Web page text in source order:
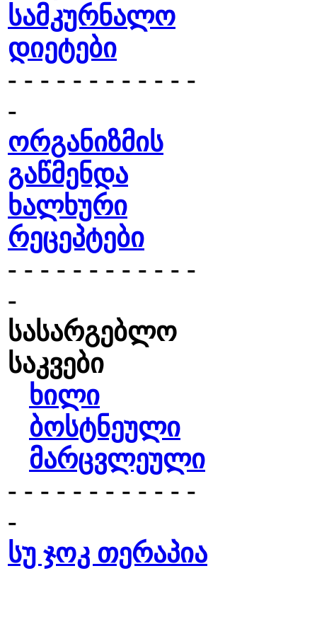
სამკურნალო
დიეტები
- - - - - - - - - - - -
-
ორგანიზმის
გაწმენდა
ხალხური
რეცეპტები
- - - - - - - - - - - -
-
სასარგებლო
საკვები
ხილი
ბოსტნეული
მარცვლეული
- - - - - - - - - - - -
-
სუ ჯოკ თერაპია